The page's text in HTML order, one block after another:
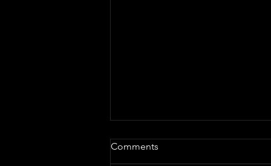
Comments